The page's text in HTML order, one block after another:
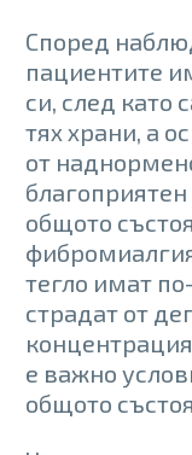
Според
пациентите
си, след като
тях храни, а
от
общото
тегло имат
страдат от
е важно
общото